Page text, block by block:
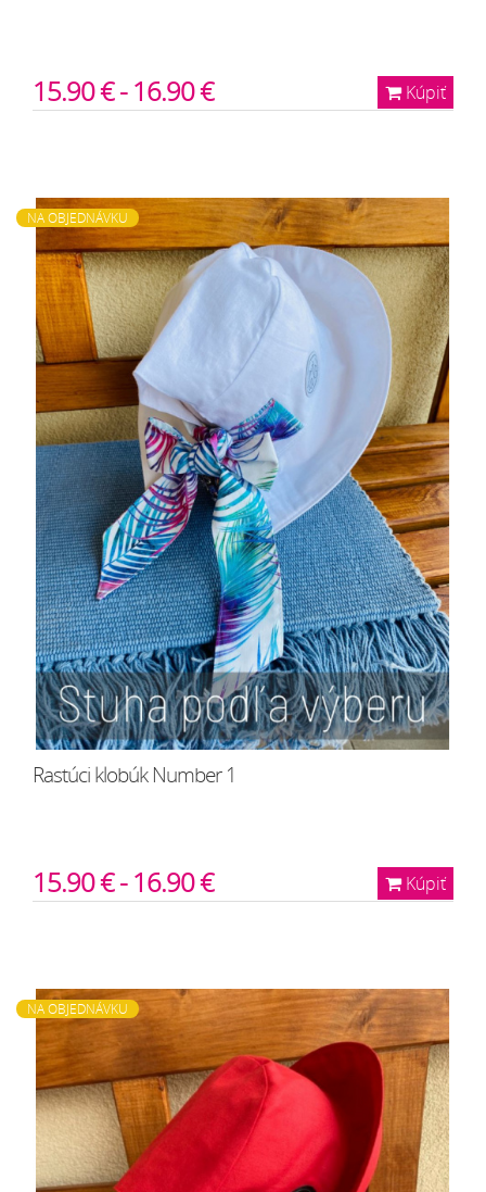
Kúpiť
15.90 € - 16.90 €
NA OBJEDNÁVKU
Rastúci klobúk Number 1
Kúpiť
15.90 € - 16.90 €
NA OBJEDNÁVKU